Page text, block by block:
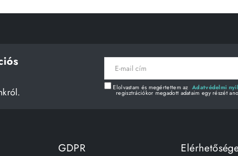
E-
mail
Elolvastam és megértettem az Adatvédelmi
regisztrációkor megadott adataim egy részét
GDPR